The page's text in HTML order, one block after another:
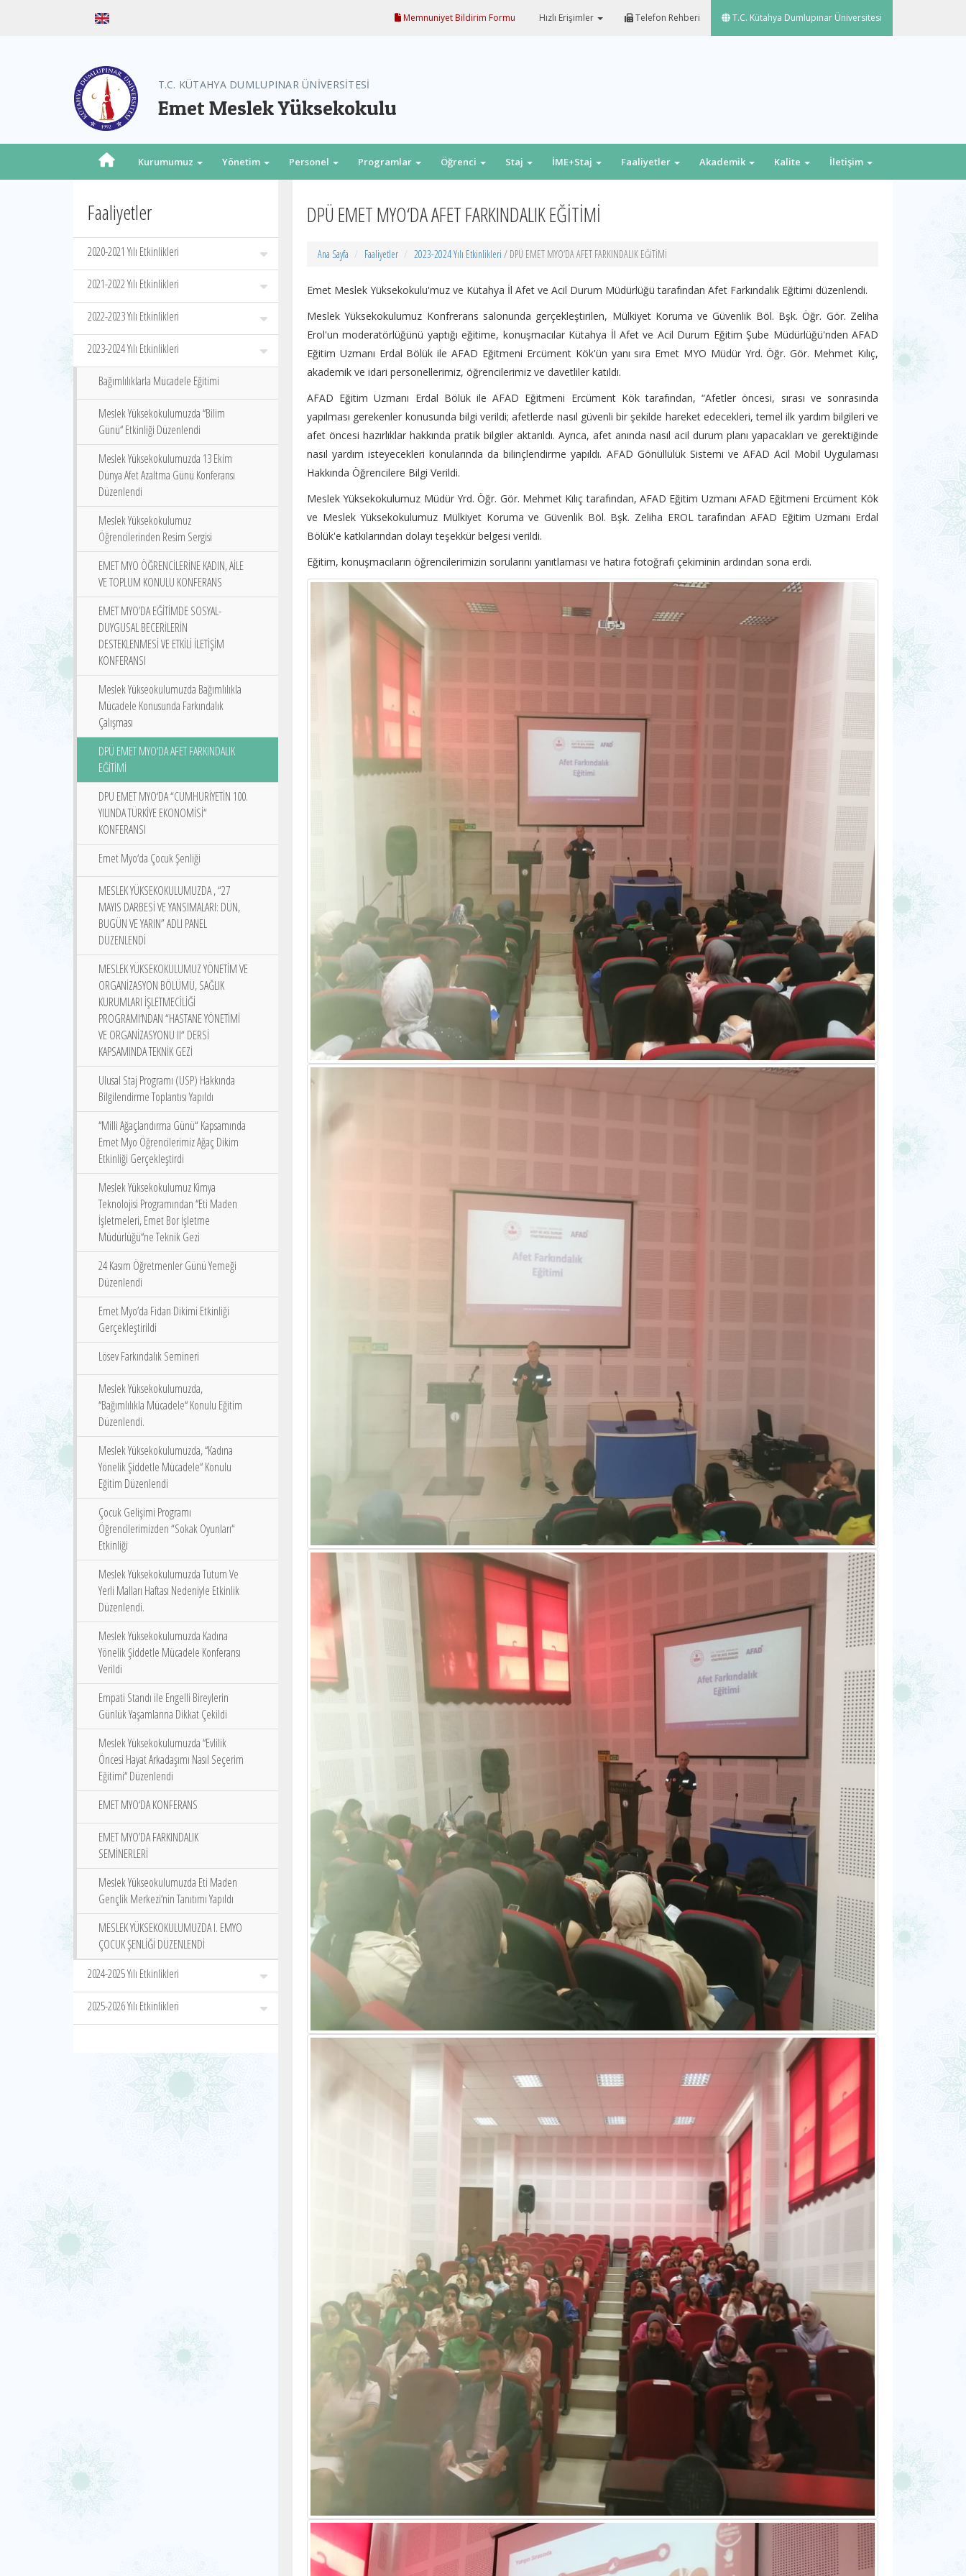
Memnuniyet Bildirim Formu Hızlı Erişimler Telefon Rehberi T.C. Kütahya Dumlupınar Üniversitesi
T.C. KÜTAHYA DUMLUPINAR ÜNİVERSİTESİ
Emet Meslek Yüksekokulu
Kurumumuz Yönetim Personel Programlar Öğrenci Staj İME+Staj Faaliyetler Akademik Kalite İletişim
Faaliyetler
2020-2021 Yılı Etkinlikleri
2021-2022 Yılı Etkinlikleri
2022-2023 Yılı Etkinlikleri
2023-2024 Yılı Etkinlikleri
Bağımlılıklarla Mücadele Eğitimi
Meslek Yüksekokulumuzda ‘‘Bilim
Günü‘‘ Etkinliği Düzenlendi
Meslek Yüksekokulumuzda 13 Ekim
Dünya Afet Azaltma Günü Konferansı
Düzenlendi
Meslek Yüksekokulumuz
Öğrencilerinden Resim Sergisi
EMET MYO ÖĞRENCİLERİNE KADIN, AİLE
VE TOPLUM KONULU KONFERANS
EMET MYO’DA EĞİTİMDE SOSYAL-
DUYGUSAL BECERİLERİN
DESTEKLENMESİ VE ETKİLİ İLETİŞİM
KONFERANSI
Meslek Yükseokulumuzda Bağımlılıkla
Mücadele Konusunda Farkındalık
Çalışması
DPÜ EMET MYO‘DA AFET FARKINDALIK
EĞİTİMİ
DPU EMET MYO‘DA “CUMHURİYETİN 100.
YILINDA TÜRKİYE EKONOMİSİ“
KONFERANSI
Emet Myo‘da Çocuk Şenliği
MESLEK YÜKSEKOKULUMUZDA , “27
MAYIS DARBESİ VE YANSIMALARI: DÜN,
BUGÜN VE YARIN” ADLI PANEL
DÜZENLENDİ
MESLEK YÜKSEKOKULUMUZ YÖNETİM VE
ORGANİZASYON BÖLÜMÜ, SAĞLIK
KURUMLARI İŞLETMECİLİĞİ
PROGRAMI‘NDAN “HASTANE YÖNETİMİ
VE ORGANİZASYONU II“ DERSİ
KAPSAMINDA TEKNİK GEZİ
Ulusal Staj Programı (USP) Hakkında
Bilgilendirme Toplantısı Yapıldı
‘‘Milli Ağaçlandırma Günü“ Kapsamında
Emet Myo Öğrencilerimiz Ağaç Dikim
Etkinliği Gerçekleştirdi
Meslek Yüksekokulumuz Kimya
Teknolojisi Programından ‘‘Eti Maden
İşletmeleri, Emet Bor İşletme
Müdürlüğü‘‘ne Teknik Gezi
24 Kasım Öğretmenler Günü Yemeği
Düzenlendi
Emet Myo’da Fidan Dikimi Etkinliği
Gerçekleştirildi
Lösev Farkındalık Semineri
Meslek Yüksekokulumuzda,
‘‘Bağımlılıkla Mücadele‘‘ Konulu Eğitim
Düzenlendi.
Meslek Yüksekokulumuzda, ‘‘Kadına
Yönelik Şiddetle Mücadele‘‘ Konulu
Eğitim Düzenlendi
Çocuk Gelişimi Programı
Öğrencilerimizden “Sokak Oyunları“
Etkinliği
Meslek Yüksekokulumuzda Tutum Ve
Yerli Malları Haftası Nedeniyle Etkinlik
Düzenlendi.
Meslek Yüksekokulumuzda Kadına
Yönelik Şiddetle Mücadele Konferansı
Verildi
Empati Standı ile Engelli Bireylerin
Günlük Yaşamlarına Dikkat Çekildi
Meslek Yüksekokulumuzda ‘‘Evlilik
Öncesi Hayat Arkadaşımı Nasıl Seçerim
Eğitimi‘‘ Düzenlendi
EMET MYO‘DA KONFERANS
EMET MYO’DA FARKINDALIK
SEMİNERLERİ
Meslek Yükseokulumuzda Eti Maden
Gençlik Merkezi‘nin Tanıtımı Yapıldı
MESLEK YÜKSEKOKULUMUZDA I. EMYO
ÇOCUK ŞENLİĞİ DÜZENLENDİ
2024-2025 Yılı Etkinlikleri
2025-2026 Yılı Etkinlikleri
DPÜ EMET MYO‘DA AFET FARKINDALIK EĞİTİMİ
Ana Sayfa Faaliyetler 2023-2024 Yılı Etkinlikleri / DPÜ EMET MYO‘DA AFET FARKINDALIK EĞİTİMİ
Emet Meslek Yüksekokulu'muz ve Kütahya İl Afet ve Acil Durum Müdürlüğü tarafından Afet Farkındalık Eğitimi düzenlendi.
Meslek Yüksekokulumuz Konfrerans salonunda gerçekleştirilen, Mülkiyet Koruma ve Güvenlik Böl. Bşk. Öğr. Gör. Zeliha
Erol'un moderatörlüğünü yaptığı eğitime, konuşmacılar Kütahya İl Afet ve Acil Durum Eğitim Şube Müdürlüğü'nden AFAD
Eğitim Uzmanı Erdal Bölük ile AFAD Eğitmeni Ercüment Kök'ün yanı sıra Emet MYO Müdür Yrd. Öğr. Gör. Mehmet Kılıç,
akademik ve idari personellerimiz, öğrencilerimiz ve davetliler katıldı.
AFAD Eğitim Uzmanı Erdal Bölük ile AFAD Eğitmeni Ercüment Kök tarafından, “Afetler öncesi, sırası ve sonrasında
yapılması gerekenler konusunda bilgi verildi; afetlerde nasıl güvenli bir şekilde hareket edecekleri, temel ilk yardım bilgileri ve
afet öncesi hazırlıklar hakkında pratik bilgiler aktarıldı. Ayrıca, afet anında nasıl acil durum planı yapacakları ve gerektiğinde
nasıl yardım isteyecekleri konularında da bilinçlendirme yapıldı. AFAD Gönüllülük Sistemi ve AFAD Acil Mobil Uygulaması
Hakkında Öğrencilere Bilgi Verildi.
Meslek Yüksekokulumuz Müdür Yrd. Öğr. Gör. Mehmet Kılıç tarafından, AFAD Eğitim Uzmanı AFAD Eğitmeni Ercüment Kök
ve Meslek Yüksekokulumuz Mülkiyet Koruma ve Güvenlik Böl. Bşk. Zeliha EROL tarafından AFAD Eğitim Uzmanı Erdal
Bölük'e katkılarından dolayı teşekkür belgesi verildi.
Eğitim, konuşmacıların öğrencilerimizin sorularını yanıtlaması ve hatıra fotoğrafı çekiminin ardından sona erdi.